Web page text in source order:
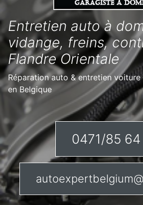
Entretien auto à
vidange, freins,
Flandre Orientale
Réparation auto & entretien
en Belgique
0471/85